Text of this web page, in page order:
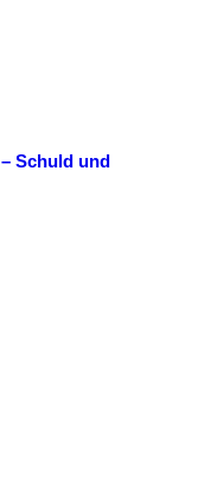
Schuld und